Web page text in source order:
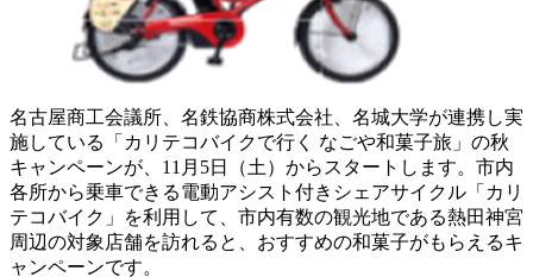
名古屋商工会議所、名鉄協商株式会社、名城大学が連携し実
施している「カリテコバイクで行く なごや和菓子旅」の秋
キャンペーンが、11月5日（土）からスタートします。市内
各所から乗車できる電動アシスト付きシェアサイクル「カリ
テコバイク」を利用して、市内有数の観光地である熱田神宮
周辺の対象店舗を訪れると、おすすめの和菓子がもらえるキ
ャンペーンです。